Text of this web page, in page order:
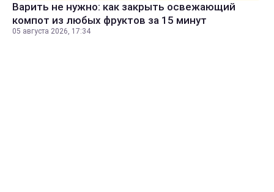
Варить не нужно: как закрыть освежающий
компот из любых фруктов за 15 минут
05 августа 2026, 17:34